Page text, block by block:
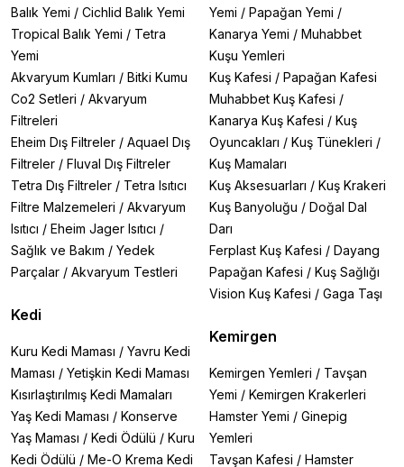
Balık Yemi / Cichlid Balık Yemi
Tropical Balık Yemi / Tetra
Yemi
Akvaryum Kumları / Bitki Kumu
Co2 Setleri / Akvaryum
Filtreleri
Eheim Dış Filtreler / Aquael Dış
Filtreler / Fluval Dış Filtreler
Tetra Dış Filtreler / Tetra Isıtıcı
Filtre Malzemeleri / Akvaryum
Isıtıcı / Eheim Jager Isıtıcı /
Sağlık ve Bakım / Yedek
Parçalar / Akvaryum Testleri
Kedi
Kuru Kedi Maması / Yavru Kedi
Maması / Yetişkin Kedi Maması
Kısırlaştırılmış Kedi Mamaları
Yaş Kedi Maması / Konserve
Yaş Maması / Kedi Ödülü / Kuru
Kedi Ödülü / Me-O Krema Kedi
Yemi / Papağan Yemi /
Kanarya Yemi / Muhabbet
Kuşu Yemleri
Kuş Kafesi / Papağan Kafesi
Muhabbet Kuş Kafesi /
Kanarya Kuş Kafesi / Kuş
Oyuncakları / Kuş Tünekleri /
Kuş Mamaları
Kuş Aksesuarları / Kuş Krakeri
Kuş Banyoluğu / Doğal Dal
Darı
Ferplast Kuş Kafesi / Dayang
Papağan Kafesi / Kuş Sağlığı
Vision Kuş Kafesi / Gaga Taşı
Kemirgen
Kemirgen Yemleri / Tavşan
Yemi / Kemirgen Krakerleri
Hamster Yemi / Ginepig
Yemleri
Tavşan Kafesi / Hamster